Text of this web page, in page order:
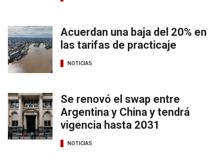
Acuerdan una baja del 20% en
las tarifas de practicaje
NOTICIAS
Se renovó el swap entre
Argentina y China y tendrá
vigencia hasta 2031
NOTICIAS